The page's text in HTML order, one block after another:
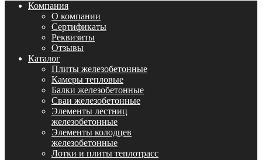
Компания
О компании
Сертификаты
Реквизиты
Отзывы
Каталог
Плиты железобетонные
Камеры тепловые
Балки железобетонные
Сваи железобетонные
Элементы лестниц
железобетонные
Элементы колодцев
железобетонные
Лотки и плиты теплотрасс